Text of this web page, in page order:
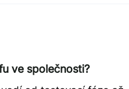
ve společnosti?